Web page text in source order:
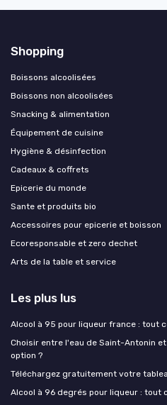
Shopping
Boissons alcoolisées
Boissons non alcoolisées
Snacking & alimentation
Équipement de cuisine
Hygiène & désinfection
Cadeaux & coffrets
Epicerie du monde
Sante et produits bio
Accessoires pour epicerie et boisson
Ecoresponsable et zero dechet
Arts de la table et service
Les plus lus
Alcool à 95 pour liqueur france : tout
Choisir entre l'eau de Saint-Antonin
option ?
Téléchargez gratuitement votre
Alcool à 96 degrés pour liqueur : tout